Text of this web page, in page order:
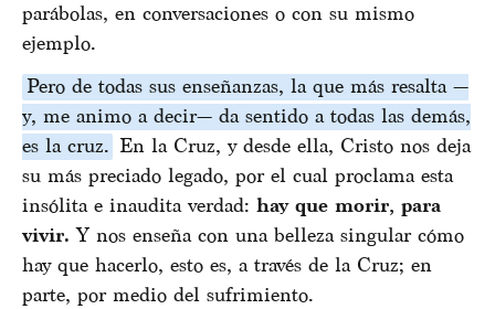
parábolas, en conversaciones o con su mismo
ejemplo.
Pero de todas sus enseñanzas, la que más resalta —
y, me animo a decir— da sentido a todas las demás,
es la cruz. En la Cruz, y desde ella, Cristo nos deja
su más preciado legado, por el cual proclama esta
insólita e inaudita verdad: hay que morir, para
vivir. Y nos enseña con una belleza singular cómo
hay que hacerlo, esto es, a través de la Cruz; en
parte, por medio del sufrimiento.